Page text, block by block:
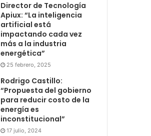
Director de Tecnología
Apiux: “La inteligencia
artificial está
impactando cada vez
más a la industria
energética”
25 febrero, 2025
Rodrigo Castillo:
“Propuesta del gobierno
para reducir costo de la
energía es
inconstitucional”
17 julio, 2024